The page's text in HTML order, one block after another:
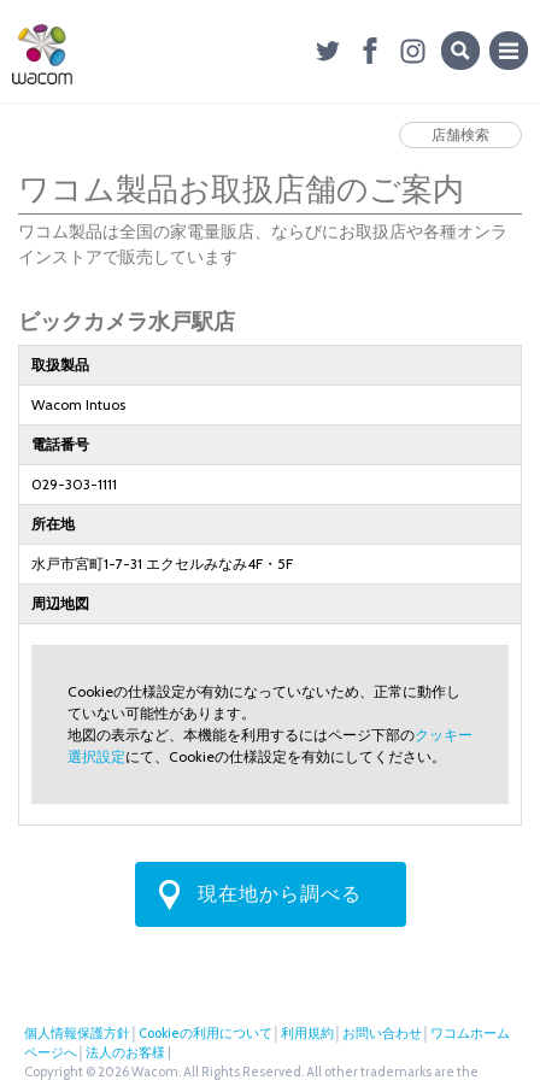
店舗検索
ワコム製品お取扱店舗のご案内
ワコム製品は全国の家電量販店、ならびにお取扱店や各種オンラ
インストアで販売しています
ビックカメラ水戸駅店
取扱製品
Wacom Intuos
電話番号
029-303-1111
所在地
水戸市宮町1-7-31 エクセルみなみ4F・5F
周辺地図
Cookieの仕様設定が有効になっていないため、正常に動作し
ていない可能性があります。
地図の表示など、本機能を利用するにはページ下部のクッキー
選択設定にて、Cookieの仕様設定を有効にしてください。
現在地から調べる
個人情報保護方針 Cookieの利用について 利用規約 お問い合わせ ワコムホーム
ページへ 法人のお客様
Copyright © 2026 Wacom. All Rights Reserved. All other trademarks are the